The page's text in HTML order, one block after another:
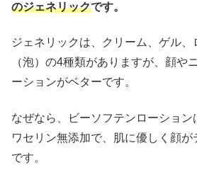
のジェネリックです。
ジェネリックは、クリーム、ゲル
（泡）の4種類がありますが、顔や
ーションがベターです。
なぜなら、ビーソフテンローション
ワセリン無添加で、肌に優しく顔が
です。